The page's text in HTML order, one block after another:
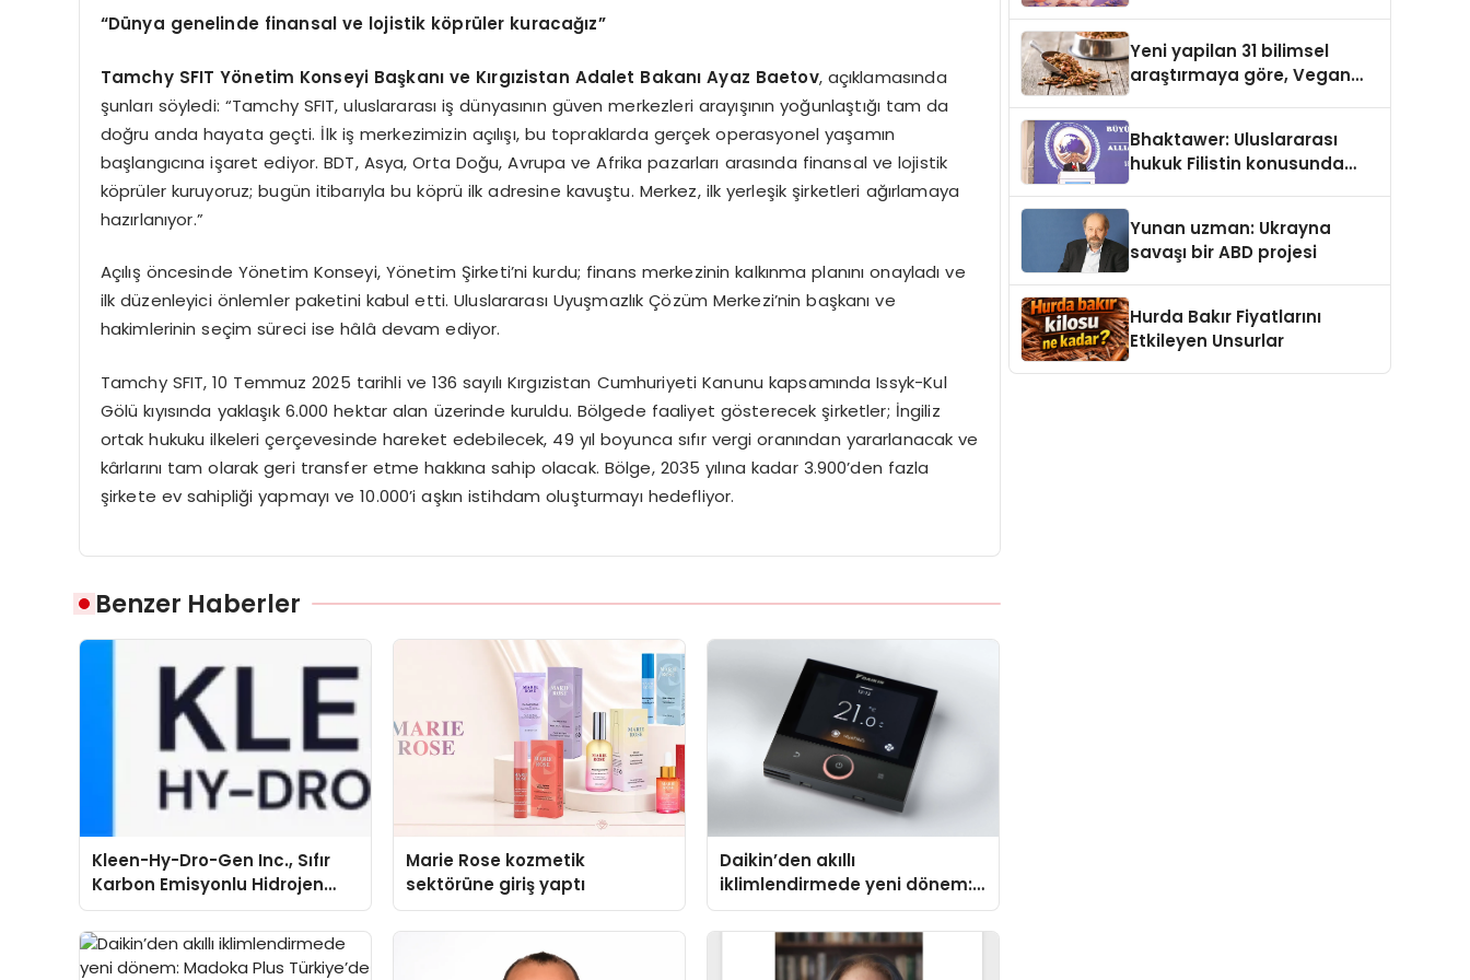
“Dünya genelinde finansal ve lojistik köprüler kuracağız”
Tamchy SFIT Yönetim Konseyi Başkanı ve Kırgızistan Adalet Bakanı Ayaz Baetov, açıklamasında
şunları söyledi: “Tamchy SFIT, uluslararası iş dünyasının güven merkezleri arayışının yoğunlaştığı tam da
doğru anda hayata geçti. İlk iş merkezimizin açılışı, bu topraklarda gerçek operasyonel yaşamın
başlangıcına işaret ediyor. BDT, Asya, Orta Doğu, Avrupa ve Afrika pazarları arasında finansal ve lojistik
köprüler kuruyoruz; bugün itibarıyla bu köprü ilk adresine kavuştu. Merkez, ilk yerleşik şirketleri ağırlamaya
hazırlanıyor.”
Açılış öncesinde Yönetim Konseyi, Yönetim Şirketi’ni kurdu; finans merkezinin kalkınma planını onayladı ve
ilk düzenleyici önlemler paketini kabul etti. Uluslararası Uyuşmazlık Çözüm Merkezi’nin başkanı ve
hakimlerinin seçim süreci ise hâlâ devam ediyor.
Tamchy SFIT, 10 Temmuz 2025 tarihli ve 136 sayılı Kırgızistan Cumhuriyeti Kanunu kapsamında Issyk-Kul
Gölü kıyısında yaklaşık 6.000 hektar alan üzerinde kuruldu. Bölgede faaliyet gösterecek şirketler; İngiliz
ortak hukuku ilkeleri çerçevesinde hareket edebilecek, 49 yıl boyunca sıfır vergi oranından yararlanacak ve
kârlarını tam olarak geri transfer etme hakkına sahip olacak. Bölge, 2035 yılına kadar 3.900’den fazla
şirkete ev sahipliği yapmayı ve 10.000’i aşkın istihdam oluşturmayı hedefliyor.
Benzer Haberler
Kleen-Hy-Dro-Gen Inc., Sıfır
Karbon Emisyonlu Hidrojen
Isıtma Teknolojisinde ISO ve
TSSA Düzenleyici Onaylarını
Aldı
Marie Rose kozmetik
sektörüne giriş yaptı
Daikin’den akıllı
iklimlendirmede yeni dönem:
Madoka Plus Türkiye’de
Yeni yapilan 31 bilimsel
araştırmaya göre, Vegan
Sindirildiğini Ortaya Koydu
Bhaktawer: Uluslararası
hukuk Filistin konusunda
Yunan uzman: Ukrayna
savaşı bir ABD projesi
Hurda Bakır Fiyatlarını
Etkileyen Unsurlar